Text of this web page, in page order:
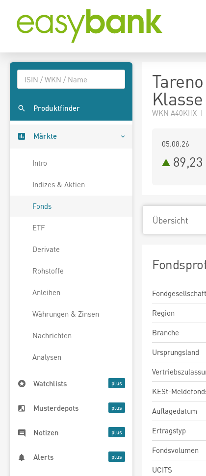
Produktfinder
Märkte
Intro
Indizes & Aktien
Fonds
ETF
Derivate
Rohstoffe
Anleihen
Währungen & Zinsen
Nachrichten
Analysen
Watchlists
Musterdepots
Notizen
Alerts
WKN A40KHX
05.08.26
Übersicht
Fondgesellschaft
Region
Branche
Ursprungsland
KESt-
Auflagedatum
Ertragstyp
Fondsvolumen
UCITS